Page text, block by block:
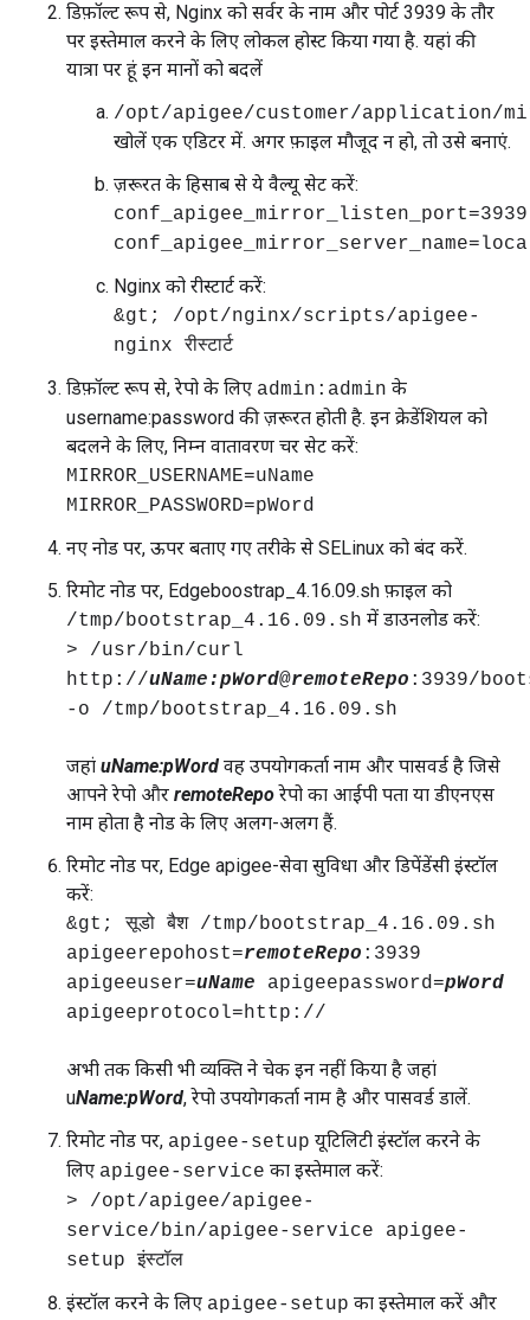
डिफ़ॉल्ट रूप से, Nginx को सर्वर के नाम और पोर्ट 3939 के तौर
पर इस्तेमाल करने के लिए लोकल होस्ट किया गया है. यहां की
यात्रा पर हूं इन मानों को बदलें
/opt/apigee/customer/application/
खोलें एक एडिटर में. अगर फ़ाइल मौजूद न हो, तो उसे बनाएं.
ज़रूरत के हिसाब से ये वैल्यू सेट करें:
conf_apigee_mirror_listen_port=3939
Nginx को रीस्टार्ट करें:
&gt; /opt/nginx/scripts/apigee-
nginx रीस्टार्ट
डिफ़ॉल्ट रूप से, रेपो के लिए admin:admin के
username:password की ज़रूरत होती है. इन क्रेडेंशियल को
बदलने के लिए, निम्न वातावरण चर सेट करें:
MIRROR_USERNAME=uName
MIRROR_PASSWORD=pWord
नए नोड पर, ऊपर बताए गए तरीके से SELinux को बंद करें.
रिमोट नोड पर, Edgeboostrap_4.16.09.sh फ़ाइल को
/tmp/bootstrap_4.16.09.sh में डाउनलोड करें:
> /usr/bin/curl
http://uName:pWord@remoteRepo :3939/
-o /tmp/bootstrap_4.16.09.sh
जहां uName:pWord वह उपयोगकर्ता नाम और पासवर्ड है जिसे
आपने रेपो और remoteRepoरेपो का आईपी पता या डीएनएस
नाम होता है नोड के लिए अलग-अलग हैं.
रिमोट नोड पर, Edge apigee-सेवा सुविधा और डिपेंडेंसी इंस्टॉल
करें:
&gt; सूडो बैश /tmp/bootstrap_4.16.09.sh
apigeerepohost=remoteRepo :3939
apigeeuser=uName apigeepassword=pWord
apigeeprotocol=http://
अभी तक किसी भी व्यक्ति ने चेक इन नहीं किया है जहां
uName:pWord, रेपो उपयोगकर्ता नाम है और पासवर्ड डालें.
रिमोट नोड पर, apigee-setup यूटिलिटी इंस्टॉल करने के
लिए apigee-service का इस्तेमाल करें:
> /opt/apigee/apigee-
service/bin/apigee-service apigee-
setup इंस्टॉल
इंस्टॉल करने के लिए apigee-setup का इस्तेमाल करें और